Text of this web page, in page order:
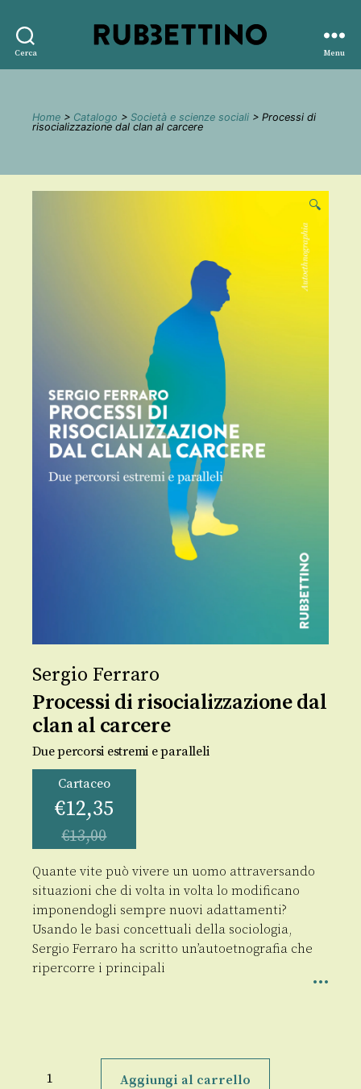
Cerca
editore
Menu
Home > Catalogo > Società e scienze sociali > Processi di
risocializzazione dal clan al carcere
🔍
Sergio Ferraro
Processi di risocializzazione dal
clan al carcere
Due percorsi estremi e paralleli
Cartaceo
€12,35
€13,00
Quante vite può vivere un uomo attraversando
situazioni che di volta in volta lo modificano
imponendogli sempre nuovi adattamenti?
Usando le basi concettuali della sociologia,
Sergio Ferraro ha scritto un’autoetnografia che
ripercorre i principali
Aggiungi al carrello